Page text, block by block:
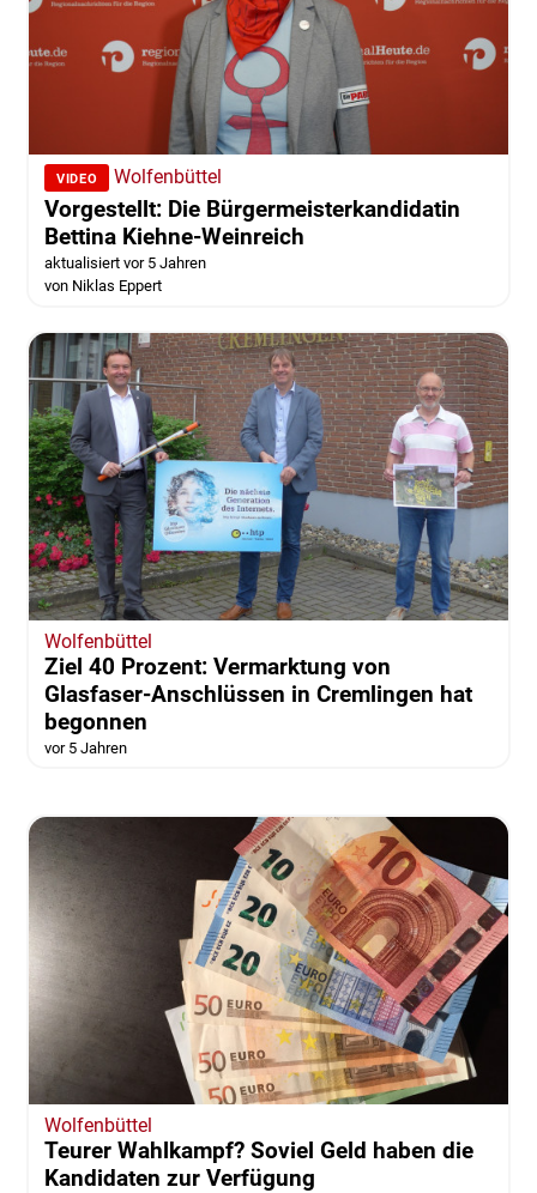
VIDEO Wolfenbüttel
Vorgestellt: Die Bürgermeisterkandidatin
Bettina Kiehne-Weinreich
aktualisiert vor 5 Jahren
von Niklas Eppert
Wolfenbüttel
Ziel 40 Prozent: Vermarktung von
Glasfaser-Anschlüssen in Cremlingen hat
begonnen
vor 5 Jahren
Wolfenbüttel
Teurer Wahlkampf? Soviel Geld haben die
Kandidaten zur Verfügung